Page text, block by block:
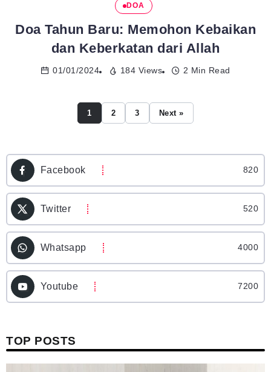
DOA
Doa Tahun Baru: Memohon Kebaikan
dan Keberkatan dari Allah
01/01/2024 184 Views 2 Min Read
1 2 3 Next »
Facebook 820
Twitter 520
Whatsapp 4000
Youtube 7200
TOP POSTS